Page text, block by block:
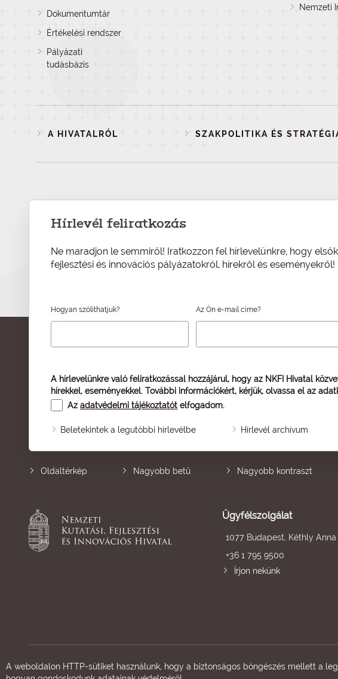
Dokumentumtár
Értékelési rendszer
Pályázati
tudásbázis
Nemzeti
A HIVATALRÓL SZAKPOLITIKA ÉS
Hírlevél feliratkozás
Ne maradjon le semmiről! Iratkozzon fel hírlevelünkre, hogy
fejlesztési és innovációs pályázatokról, hírekről és eseményekről!
Hogyan szólíthatjuk? Az Ön e-mail címe?
A hírlevelünkre való feliratkozással hozzájárul, hogy az NKFI Hivatal
hírekkel, eseményekkel. További információkért, kérjük, olvassa el az
Az adatvédelmi tájékoztatót elfogadom.
Beletekintek a legutóbbi hírlevélbe Hírlevél archívum
Oldaltérkép Nagyobb betű Nagyobb kontraszt
Ügyfélszolgálat
1077 Budapest, Kéthly Anna
+36 1 795 9500
Írjon nekünk
A weboldalon HTTP-sütiket használunk, hogy a biztonságos böngészés mellett a